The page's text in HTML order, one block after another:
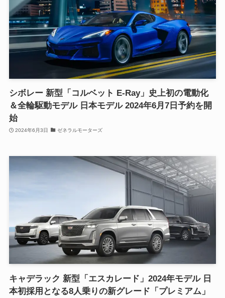
シボレー 新型「コルベット E-Ray」史上初の電動化
＆全輪駆動モデル 日本モデル 2024年6月7日予約を開
始
2024年6月3日 ゼネラルモーターズ
キャデラック 新型「エスカレード」2024年モデル 日
本初採用となる8人乗りの新グレード「プレミアム」